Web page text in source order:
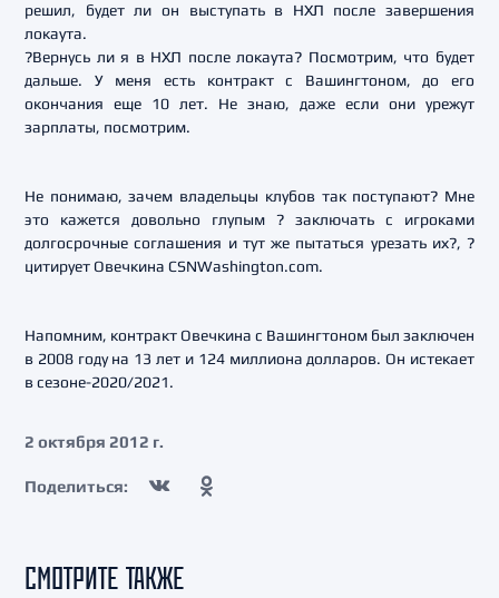
решил, будет ли он выступать в НХЛ после завершения
локаута.
?Вернусь ли я в НХЛ после локаута? Посмотрим, что будет
дальше. У меня есть контракт с Вашингтоном, до его
окончания еще 10 лет. Не знаю, даже если они урежут
зарплаты, посмотрим.
Не понимаю, зачем владельцы клубов так поступают? Мне
это кажется довольно глупым ? заключать с игроками
долгосрочные соглашения и тут же пытаться урезать их?, ?
цитирует Овечкина CSNWashington.com.
Напомним, контракт Овечкина с Вашингтоном был заключен
в 2008 году на 13 лет и 124 миллиона долларов. Он истекает
в сезоне-2020/2021.
2 октября 2012 г.
Поделиться:
СМОТРИТЕ ТАКЖЕ